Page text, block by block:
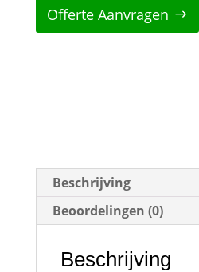
Offerte Aanvragen
Beschrijving
Beoordelingen (0)
Beschrijving